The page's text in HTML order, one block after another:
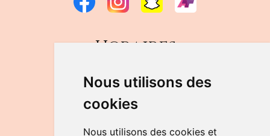
Nous utilisons des
cookies
Nous utilisons des cookies et
Horaires
DU LUNDI AU VENDREDI
de 9h à 12h30 et de 14h à 18h
LE SAMEDI
de 9h à 12h30